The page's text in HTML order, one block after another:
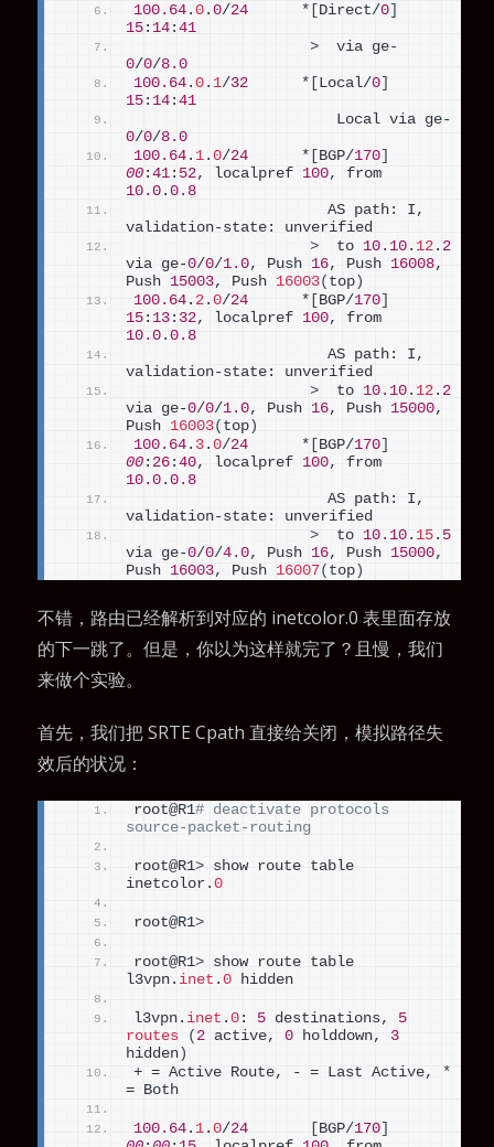
100.64 .0 .0/24
      *
Direct/0
15 : 14 :41
>
  via ge-
0/0/8.0
100.64 .0 . 1/32
      *
Local/0
15 : 14 :41
                       Local via ge-
0/0/8.0
100.64 . 1 .0/24
      *
BGP/170
00 :41 : 52, localpref 100
10.0 .0.8
                      AS path: I,
validation-state: unverified
>
  to
10.10 . 12 . 2
via ge-0/0/1.0, Push 16, Push 16008,
Push 15003, Push 16003( top )
100.64 . 2 .0/24
      *
BGP/170
15 : 13 : 32, localpref 100
10.0 .0.8
                      AS path: I,
validation-state: unverified
>
  to
10.10 . 12 . 2
via ge-0/0/1.0, Push 16, Push 15000,
Push 16003( top )
100.64 . 3 .0/24
      *
BGP/170
00 : 26 :40, localpref 100
10.0 .0.8
                      AS path: I,
validation-state: unverified
>
  to
10.10 . 15 . 5
via ge-0/0/4.0, Push 16, Push 15000,
Push 16003, Push 16007( top )
不错，路由已经解析到对应的 inetcolor.0 表里面存放
的下一跳了。但是，你以为这样就完了？且慢，我们
来做个实验。
首先，我们把 SRTE Cpath 直接给关闭，模拟路径失
效后的状况：
root@R1# deactivate protocols
source-packet-routing
root@R1> show route table
inetcolor.0
root@R1>
root@R1> show route table
l3vpn. inet .0 hidden
l3vpn. inet .0 : 5 destinations, 5
routes
( 2 active, 0 holddown, 3
hidden )
+ = Active Route, - = Last Active, *
= Both
100.64 . 1 .0/24 BGP/170